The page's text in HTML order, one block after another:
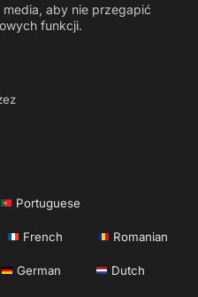
media, aby nie przegapić
funkcji.
Portuguese
French Romanian
German Dutch